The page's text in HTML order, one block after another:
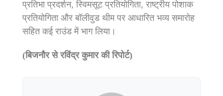
प्रतिभा प्रदर्शन, स्विमसूट प्रतियोगिता, राष्ट्रीय पोशाक
प्रतियोगिता और बॉलीवुड थीम पर आधारित भव्य समारोह
सहित कई राउंड में भाग लिया।
(बिजनौर से रविंद्र कुमार की रिपोर्ट)